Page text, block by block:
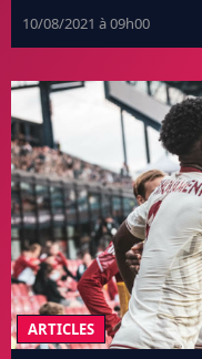
10/08/2021 à 09h00
ARTICLES